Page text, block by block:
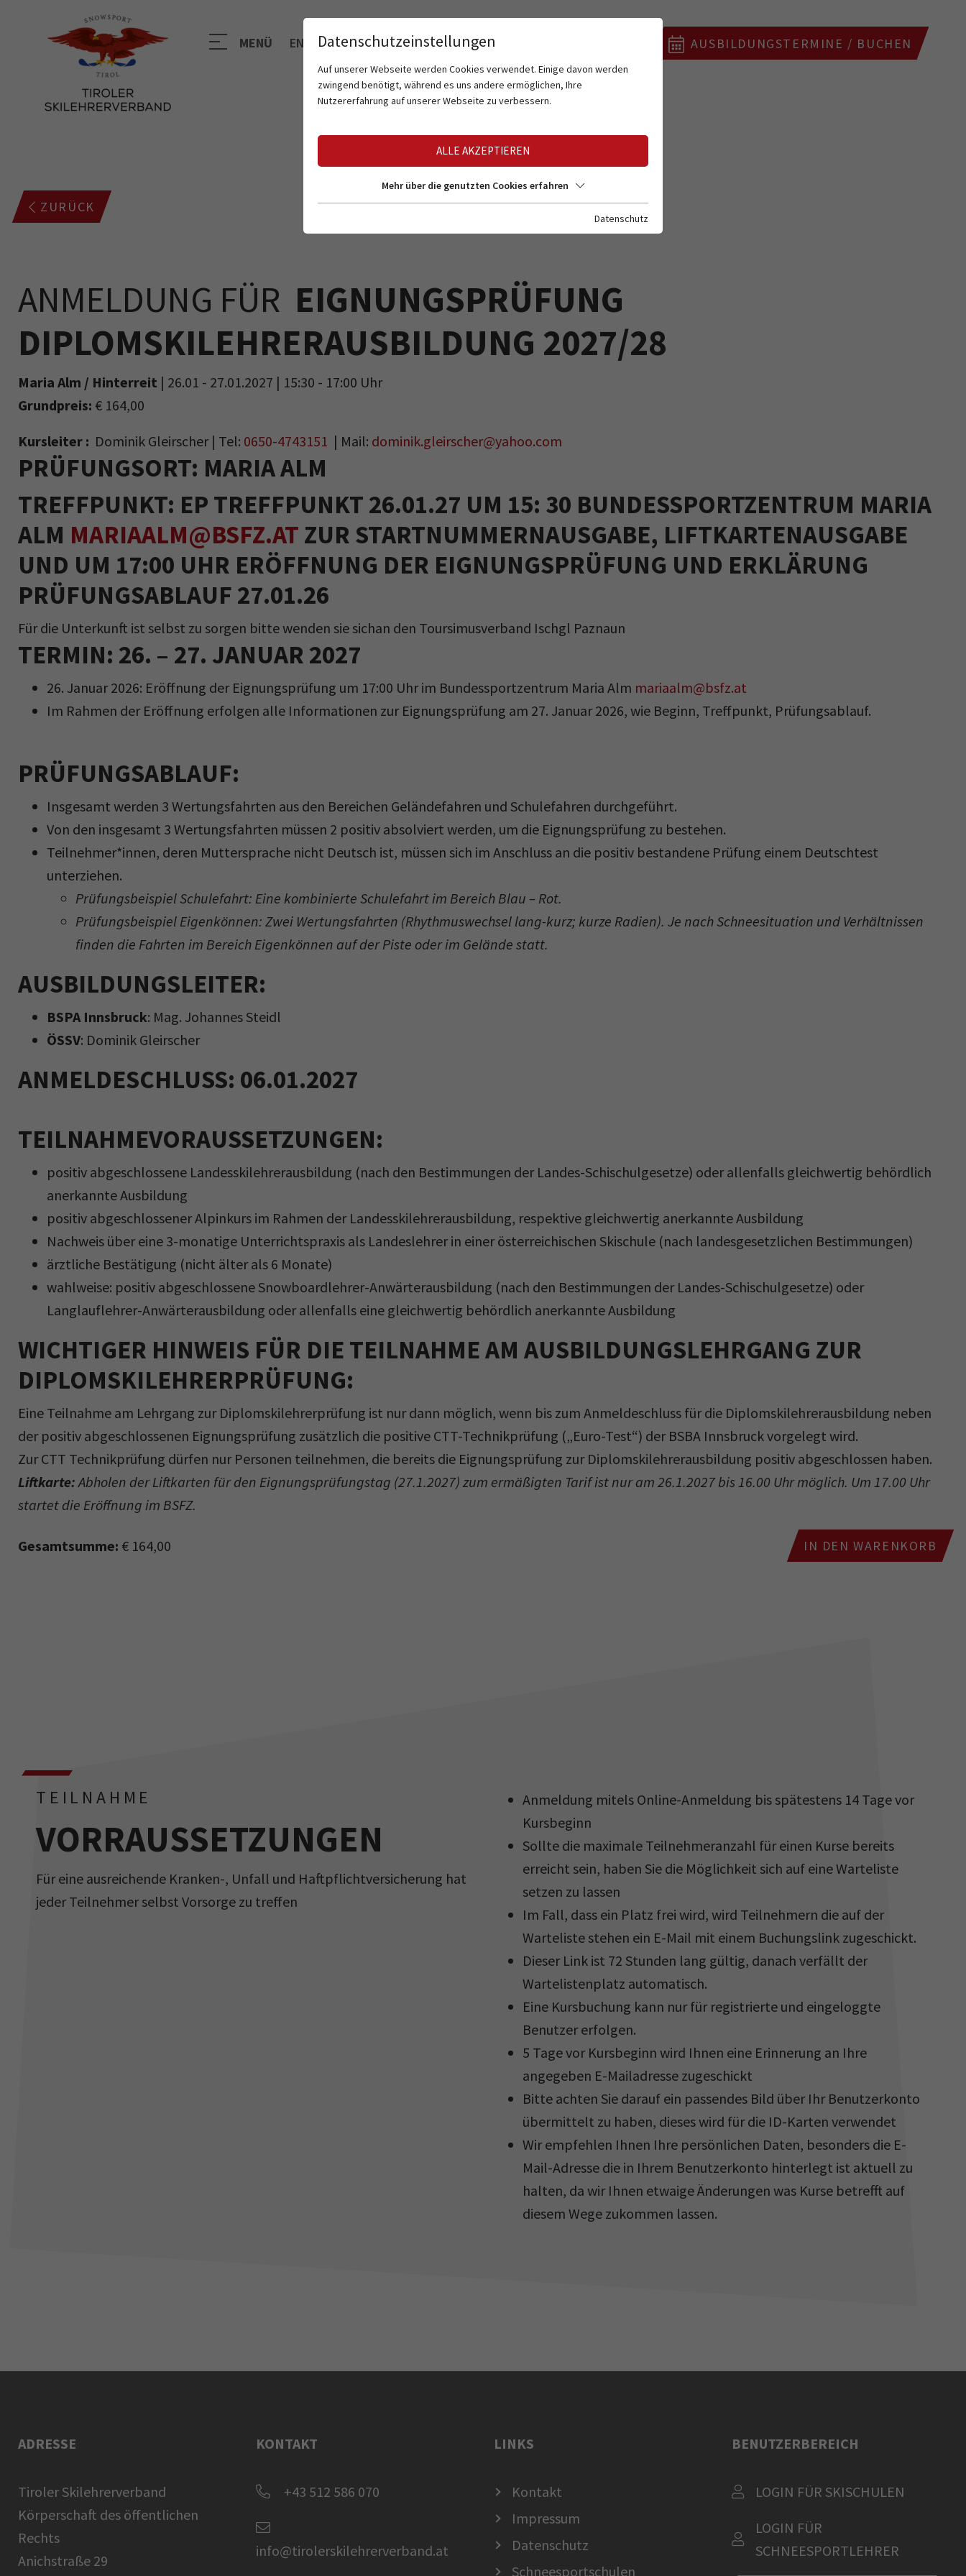
MENÜ EN AUSBILDUNGSTERMINE / BUCHEN
ZURÜCK
ANMELDUNG FÜR EIGNUNGSPRÜFUNG
DIPLOMSKILEHRERAUSBILDUNG 2027/28
Maria Alm / Hinterreit | 26.01 - 27.01.2027 | 15:30 - 17:00 Uhr
Grundpreis: € 164,00
Kursleiter : Dominik Gleirscher| Tel: 0650-4743151 | Mail: dominik.gleirscher@yahoo.com
PRÜFUNGSORT: MARIA ALM
TREFFPUNKT: EP TREFFPUNKT 26.01.27 UM 15: 30 BUNDESSPORTZENTRUM MARIA
ALM MARIAALM@BSFZ.AT ZUR STARTNUMMERNAUSGABE, LIFTKARTENAUSGABE
UND UM 17:00 UHR ERÖFFNUNG DER EIGNUNGSPRÜFUNG UND ERKLÄRUNG
PRÜFUNGSABLAUF 27.01.26
Für die Unterkunft ist selbst zu sorgen bitte wenden sie sichan den Toursimusverband Ischgl Paznaun
TERMIN: 26. – 27. JANUAR 2027
26. Januar 2026: Eröffnung der Eignungsprüfung um 17:00 Uhr im Bundessportzentrum Maria Alm mariaalm@bsfz.at
Im Rahmen der Eröffnung erfolgen alle Informationen zur Eignungsprüfung am 27. Januar 2026, wie Beginn, Treffpunkt, Prüfungsablauf.
PRÜFUNGSABLAUF:
Insgesamt werden 3 Wertungsfahrten aus den Bereichen Geländefahren und Schulefahren durchgeführt.
Von den insgesamt 3 Wertungsfahrten müssen 2 positiv absolviert werden, um die Eignungsprüfung zu bestehen.
Teilnehmer*innen, deren Muttersprache nicht Deutsch ist, müssen sich im Anschluss an die positiv bestandene Prüfung einem Deutschtest
unterziehen.
Prüfungsbeispiel Schulefahrt: Eine kombinierte Schulefahrt im Bereich Blau – Rot.
Prüfungsbeispiel Eigenkönnen: Zwei Wertungsfahrten (Rhythmuswechsel lang-kurz; kurze Radien). Je nach Schneesituation und Verhältnissen
finden die Fahrten im Bereich Eigenkönnen auf der Piste oder im Gelände statt.
AUSBILDUNGSLEITER:
BSPA Innsbruck: Mag. Johannes Steidl
ÖSSV: Dominik Gleirscher
ANMELDESCHLUSS: 06.01.2027
TEILNAHMEVORAUSSETZUNGEN:
positiv abgeschlossene Landesskilehrerausbildung (nach den Bestimmungen der Landes-Schischulgesetze) oder allenfalls gleichwertig behördlich
anerkannte Ausbildung
positiv abgeschlossener Alpinkurs im Rahmen der Landesskilehrerausbildung, respektive gleichwertig anerkannte Ausbildung
Nachweis über eine 3-monatige Unterrichtspraxis als Landeslehrer in einer österreichischen Skischule (nach landesgesetzlichen Bestimmungen)
ärztliche Bestätigung (nicht älter als 6 Monate)
wahlweise: positiv abgeschlossene Snowboardlehrer-Anwärterausbildung (nach den Bestimmungen der Landes-Schischulgesetze) oder
Langlauflehrer-Anwärterausbildung oder allenfalls eine gleichwertig behördlich anerkannte Ausbildung
WICHTIGER HINWEIS FÜR DIE TEILNAHME AM AUSBILDUNGSLEHRGANG ZUR
DIPLOMSKILEHRERPRÜFUNG:
Eine Teilnahme am Lehrgang zur Diplomskilehrerprüfung ist nur dann möglich, wenn bis zum Anmeldeschluss für die Diplomskilehrerausbildung neben
der positiv abgeschlossenen Eignungsprüfung zusätzlich die positive CTT-Technikprüfung („Euro-Test“) der BSBA Innsbruck vorgelegt wird.
Zur CTT Technikprüfung dürfen nur Personen teilnehmen, die bereits die Eignungsprüfung zur Diplomskilehrerausbildung positiv abgeschlossen haben.
Liftkarte:Abholen der Liftkarten für den Eignungsprüfungstag (27.1.2027) zum ermäßigten Tarif ist nur am 26.1.2027 bis 16.00 Uhr möglich. Um 17.00 Uhr
startet die Eröffnung im BSFZ.
Gesamtsumme: € 164,00 IN DEN WARENKORB
TEILNAHME
VORRAUSSETZUNGEN
Für eine ausreichende Kranken-, Unfall und Haftpflichtversicherung hat
jeder Teilnehmer selbst Vorsorge zu treffen
Anmeldung mitels Online-Anmeldung bis spätestens 14 Tage vor
Kursbeginn
Sollte die maximale Teilnehmeranzahl für einen Kurse bereits
erreicht sein, haben Sie die Möglichkeit sich auf eine Warteliste
setzen zu lassen
Im Fall, dass ein Platz frei wird, wird Teilnehmern die auf der
Warteliste stehen ein E-Mail mit einem Buchungslink zugeschickt.
Dieser Link ist 72 Stunden lang gültig, danach verfällt der
Wartelistenplatz automatisch.
Eine Kursbuchung kann nur für registrierte und eingeloggte
Benutzer erfolgen.
5 Tage vor Kursbeginn wird Ihnen eine Erinnerung an Ihre
angegeben E-Mailadresse zugeschickt
Bitte achten Sie darauf ein passendes Bild über Ihr Benutzerkonto
übermittelt zu haben, dieses wird für die ID-Karten verwendet
Wir empfehlen Ihnen Ihre persönlichen Daten, besonders die E-
Mail-Adresse die in Ihrem Benutzerkonto hinterlegt ist aktuell zu
halten, da wir Ihnen etwaige Änderungen was Kurse betrefft auf
diesem Wege zukommen lassen.
ADRESSE
Tiroler Skilehrerverband
Körperschaft des öffentlichen
Rechts
Anichstraße 29
KONTAKT
+43 512 586 070
info@tirolerskilehrerverband.at
LINKS
Kontakt
Impressum
Datenschutz
Schneesportschulen
BENUTZERBEREICH
LOGIN FÜR SKISCHULEN
LOGIN FÜR
SCHNEESPORTLEHRER
Datenschutzeinstellungen
Auf unserer Webseite werden Cookies verwendet. Einige davon werden
zwingend benötigt, während es uns andere ermöglichen, Ihre
Nutzererfahrung auf unserer Webseite zu verbessern.
ALLE AKZEPTIEREN
Mehr über die genutzten Cookies erfahren
Datenschutz